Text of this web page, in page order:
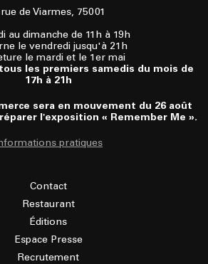
de Viarmes, 75001
au dimanche de 11h à 19h
le vendredi jusqu'à 21h
le mardi et le 1er mai
les premiers samedis du mois de
17h à 21h
sera en mouvement du 26 août
l'exposition « Remember Me ».
pratiques
Contact
Restaurant
Éditions
Espace Presse
Recrutement